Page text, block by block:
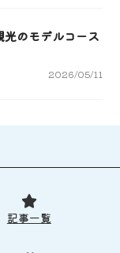
光のモデルコース
2026/05/11
記事一覧